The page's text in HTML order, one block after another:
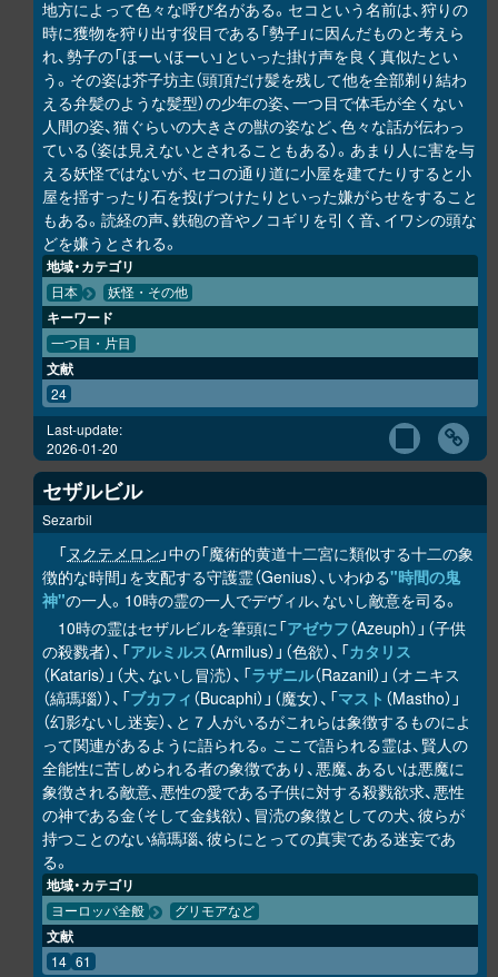
地方によって色々な呼び名がある。セコという名前は、狩りの
時に獲物を狩り出す役目である「勢子」に因んだものと考えら
れ、勢子の「ほーいほーい」といった掛け声を良く真似たとい
う。その姿は芥子坊主（頭頂だけ髪を残して他を全部剃り結わ
える弁髪のような髪型）の少年の姿、一つ目で体毛が全くない
人間の姿、猫ぐらいの大きさの獣の姿など、色々な話が伝わっ
ている（姿は見えないとされることもある）。あまり人に害を与
える妖怪ではないが、セコの通り道に小屋を建てたりすると小
屋を揺すったり石を投げつけたりといった嫌がらせをすること
もある。読経の声、鉄砲の音やノコギリを引く音、イワシの頭な
どを嫌うとされる。
地域・カテゴリ
日本 妖怪・その他
キーワード
一つ目・片目
文献
24
Last-update:
2026-01-20
セザルビル
Sezarbil
「ヌクテメロン 」中の「魔術的黄道十二宮に類似する十二の象
徴的な時間」を支配する守護霊（Genius）、いわゆる"時間の鬼
神"の一人。10時の霊の一人でデヴィル、ないし敵意を司る。
10時の霊はセザルビルを筆頭に「アゼウフ（Azeuph）」（子供
の殺戮者）、「アルミルス（Armilus）」（色欲）、「カタリス
（Kataris）」（犬、ないし冒涜）、「ラザニル（Razanil）」（オニキス
（縞瑪瑙））、「ブカフィ （Bucaphi）」（魔女）、「マスト （Mastho）」
（幻影ないし迷妄）、と７人がいるがこれらは象徴するものによ
って関連があるように語られる。ここで語られる霊は、賢人の
全能性に苦しめられる者の象徴であり、悪魔、あるいは悪魔に
象徴される敵意、悪性の愛である子供に対する殺戮欲求、悪性
の神である金（そして金銭欲）、冒涜の象徴としての犬、彼らが
持つことのない縞瑪瑙、彼らにとっての真実である迷妄であ
る。
地域・カテゴリ
ヨーロッパ全般 グリモアなど
文献
14 61